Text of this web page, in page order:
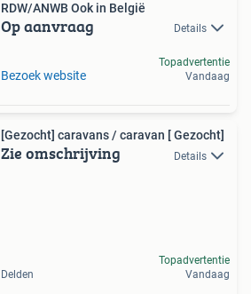
RDW/ANWB Ook in België
Op aanvraag Details
Bezoek website
Topadvertentie
Vandaag
[Gezocht] caravans / caravan [ Gezocht]
Zie omschrijving Details
Delden
Topadvertentie
Vandaag